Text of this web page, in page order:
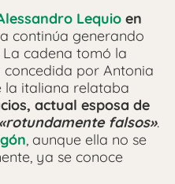
Lequio en
continúa generando
cadena tomó la
por Antonia
la italiana relataba
actual esposa de
«rotundamente falsos».
, aunque ella no se
ya se conoce